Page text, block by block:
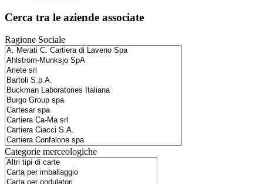
Cerca tra le aziende associate
Ragione Sociale
Categorie merceologiche